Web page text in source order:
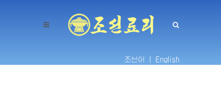
조선어 | English